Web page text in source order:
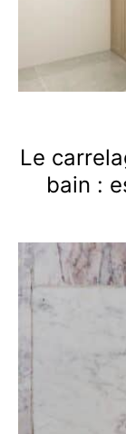
Le
bain :